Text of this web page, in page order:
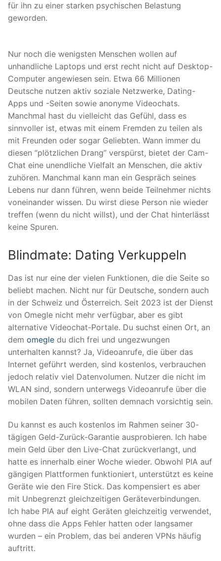
für ihn zu einer starken psychischen Belastung
geworden.
Nur noch die wenigsten Menschen wollen auf
unhandliche Laptops und erst recht nicht auf Desktop-
Computer angewiesen sein. Etwa 66 Millionen
Deutsche nutzen aktiv soziale Netzwerke, Dating-
Apps und -Seiten sowie anonyme Videochats.
Manchmal hast du vielleicht das Gefühl, dass es
sinnvoller ist, etwas mit einem Fremden zu teilen als
mit Freunden oder sogar Geliebten. Wann immer du
diesen “plötzlichen Drang” verspürst, bietet der Cam-
Chat eine unendliche Vielfalt an Menschen, die aktiv
zuhören. Manchmal kann man ein Gespräch seines
Lebens nur dann führen, wenn beide Teilnehmer nichts
voneinander wissen. Du wirst diese Person nie wieder
treffen (wenn du nicht willst), und der Chat hinterlässt
keine Spuren.
Blindmate: Dating Verkuppeln
Das ist nur eine der vielen Funktionen, die die Seite so
beliebt machen. Nicht nur für Deutsche, sondern auch
in der Schweiz und Österreich. Seit 2023 ist der Dienst
von Omegle nicht mehr verfügbar, aber es gibt
alternative Videochat-Portale. Du suchst einen Ort, an
dem omegle du dich frei und ungezwungen
unterhalten kannst? Ja, Videoanrufe, die über das
Internet geführt werden, sind kostenlos, verbrauchen
jedoch relativ viel Datenvolumen. Nutzer die nicht im
WLAN sind, sondern unterwegs Videoanrufe über die
mobilen Daten führen, sollten demnach vorsichtig sein.
Du kannst es auch kostenlos im Rahmen seiner 30-
tägigen Geld-Zurück-Garantie ausprobieren. Ich habe
mein Geld über den Live-Chat zurückverlangt, und
hatte es innerhalb einer Woche wieder. Obwohl PIA auf
gängigen Plattformen funktioniert, unterstützt es keine
Geräte wie den Fire Stick. Das kompensiert es aber
mit Unbegrenzt gleichzeitigen Geräteverbindungen.
Ich habe PIA auf eight Geräten gleichzeitig verwendet,
ohne dass die Apps Fehler hatten oder langsamer
wurden – ein Problem, das bei anderen VPNs häufig
auftritt.